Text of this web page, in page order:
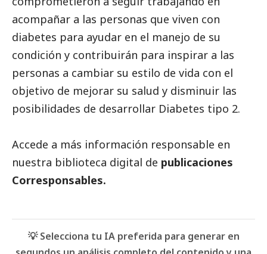
acompañar a las personas que viven con
diabetes para ayudar en el manejo de su
condición y contribuirán para inspirar a las
personas a cambiar su estilo de vida con el
objetivo de mejorar su salud y disminuir las
posibilidades de desarrollar Diabetes tipo 2.
Accede a más información responsable en
nuestra biblioteca digital de publicaciones
Corresponsables.
💡 Selecciona tu IA preferida para generar en